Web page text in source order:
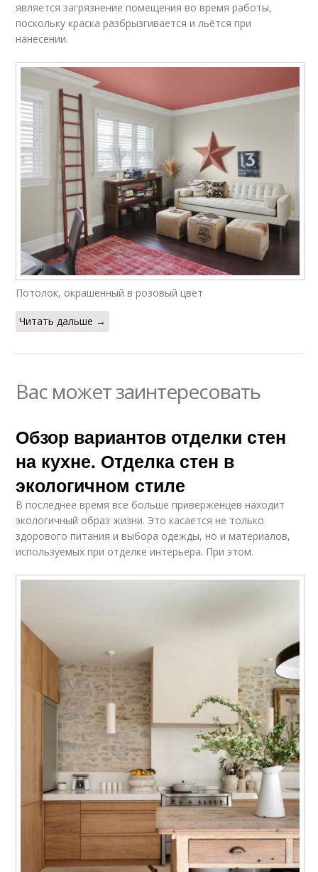
является загрязнение помещения во время работы,
поскольку краска разбрызгивается и льётся при
нанесении.
Потолок, окрашенный в розовый цвет
Читать дальше →
Вас может заинтересовать
Обзор вариантов отделки стен
на кухне. Отделка стен в
экологичном стиле
В последнее время все больше приверженцев находит
экологичный образ жизни. Это касается не только
здорового питания и выбора одежды, но и материалов,
используемых при отделке интерьера. При этом.